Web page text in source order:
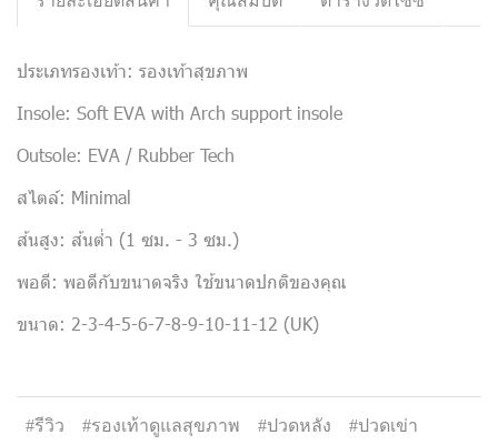
ประเภทรองเท้า: รองเท้าสุขภาพ
Insole: Soft EVA with Arch support insole
Outsole: EVA / Rubber Tech
สไตล์: Minimal
ส้นสูง: ส้นต่ำ (1 ซม. - 3 ซม.)
พอดี: พอดีกับขนาดจริง ใช้ขนาดปกติของคุณ
ขนาด: 2-3-4-5-6-7-8-9-10-11-12 (UK)
#รีวิว #รองเท้าดูแลสุขภาพ #ปวดหลัง
#ปวดเข่า